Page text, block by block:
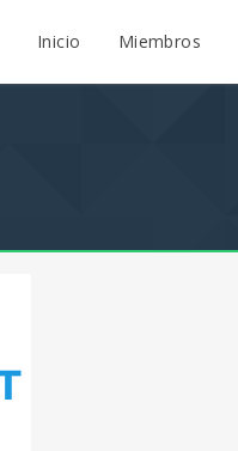
Inicio Miembros